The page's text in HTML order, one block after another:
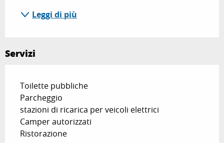
Leggi di più
Servizi
Toilette pubbliche
Parcheggio
stazioni di ricarica per veicoli elettrici
Camper autorizzati
Ristorazione